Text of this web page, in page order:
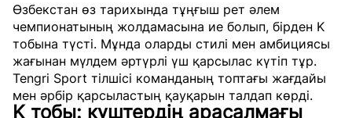
Өзбекстан өз тарихында тұңғыш рет әлем
чемпионатының жолдамасына ие болып, бірден K
тобына түсті. Мұнда оларды стилі мен амбициясы
жағынан мүлдем әртүрлі үш қарсылас күтіп тұр.
Tengri Sport тілшісі команданың топтағы жағдайы
мен әрбір қарсыластың қауқарын талдап көрді.
K тобы: күштердің арасалмағы